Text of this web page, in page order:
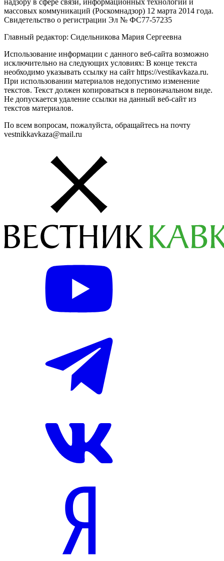
массовых коммуникаций (Роскомнадзор) 12 марта 2014 года.
Свидетельство о регистрации Эл № ФС77-57235
Главный редактор: Сидельникова Мария Сергеевна
Использование информации с данного веб-сайта возможно
исключительно на следующих условиях: В конце текста
необходимо указывать ссылку на сайт https://vestikavkaza.ru.
При использовании материалов недопустимо изменение
текстов. Текст должен копироваться в первоначальном виде.
Не допускается удаление ссылки на данный веб-сайт из
текстов материалов.
По всем вопросам, пожалуйста, обращайтесь на почту
vestnikkavkaza@mail.ru